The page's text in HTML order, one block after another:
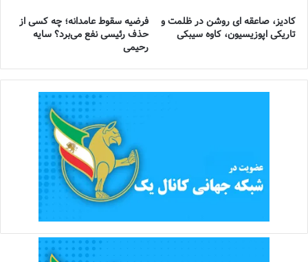
کادیز، صاعقه ای روشن در ظلمت و
تاریکی اپوزیسیون، کاوه سیبکی
فرضیه سقوط عامدانه؛ چه کسی از
حذف رئیسی نفع می‌برد؟ سایه
رحیمی